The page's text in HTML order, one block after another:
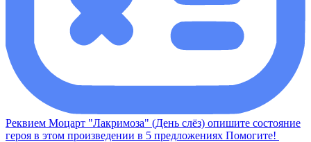
Реквием Моцарт "Лакримоза" (День слёз) опишите состояние
героя в этом произведении в 5 предложениях Помогите! ​